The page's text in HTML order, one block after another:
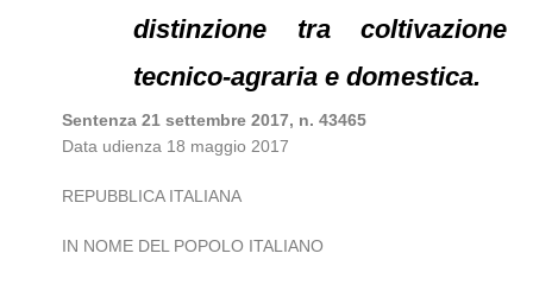
distinzione tra coltivazione
tecnico-agraria e domestica.
Sentenza 21 settembre 2017, n. 43465
Data udienza 18 maggio 2017
REPUBBLICA ITALIANA
IN NOME DEL POPOLO ITALIANO